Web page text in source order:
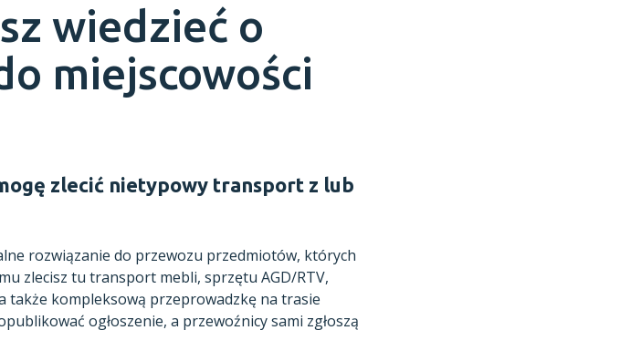
wiedzieć o
miejscowości
zlecić nietypowy transport z lub
rozwiązanie do przewozu przedmiotów, których
zlecisz tu transport mebli, sprzętu AGD/RTV,
także kompleksową przeprowadzkę na trasie
ogłoszenie, a przewoźnicy sami zgłoszą